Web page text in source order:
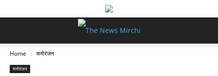
Home मनोरंजन
मनोरंजन